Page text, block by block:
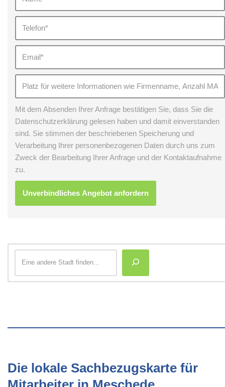
Mit dem Absenden Ihrer Anfrage bestätigen Sie, dass Sie die
Datenschutzerklärung gelesen haben und damit einverstanden
sind. Sie stimmen der beschriebenen Speicherung und
Verarbeitung Ihrer personenbezogenen Daten durch uns zum
Zweck der Bearbeitung Ihrer Anfrage und der Kontaktaufnahme
zu.
Die lokale Sachbezugskarte für